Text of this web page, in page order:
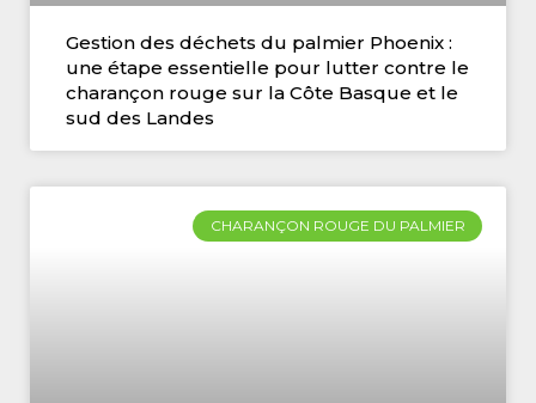
Gestion des déchets du palmier Phoenix :
une étape essentielle pour lutter contre le
charançon rouge sur la Côte Basque et le
sud des Landes
CHARANÇON ROUGE DU PALMIER